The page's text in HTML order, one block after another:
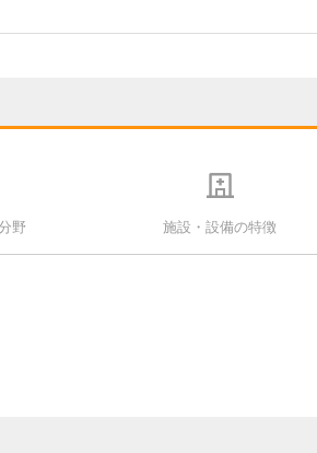
野 施設・設備の特徴